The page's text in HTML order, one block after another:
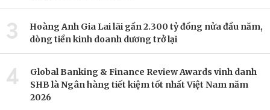
3
Hoàng Anh Gia Lai lãi gần 2.300 tỷ đồng nửa đầu năm,
dòng tiền kinh doanh dương trở lại
4
Global Banking & Finance Review Awards vinh danh
SHB là Ngân hàng tiết kiệm tốt nhất Việt Nam năm
2026